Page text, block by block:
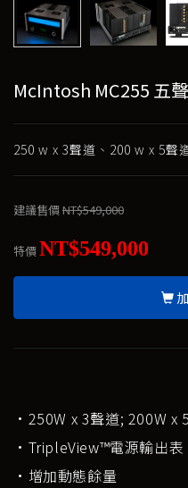
McIntosh MC255 五
250 w x 3聲道、200 w x 5聲
建議售價NT$549,000
特價NT$549,000
·250W x 3聲道; 200W x
·TripleView™電源輸出表
·增加動態餘量